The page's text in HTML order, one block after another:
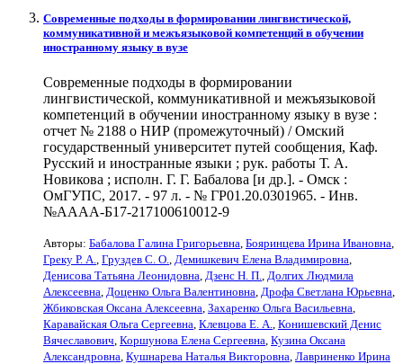
Современные подходы в формировании лингвистической,
коммуникативной и межъязыковой компетенций в обучении
иностранному языку в вузе
Современные подходы в формировании
лингвистической, коммуникативной и межъязыковой
компетенций в обучении иностранному языку в вузе :
отчет № 2188 о НИР (промежуточный) / Омский
государственный университет путей сообщения, Каф.
Русский и иностранные языки ; рук. работы Т. А.
Новикова ; исполн. Г. Г. Бабалова [и др.]. - Омск :
ОмГУПС, 2017. - 97 л. - № ГР01.20.0301965. - Инв.
№АААА-Б17-217100610012-9
Авторы: Бабалова Галина Григорьевна Бояринцева Ирина Ивановна
Греку Р. А.
Груздев С. О. Демишкевич Елена Владимировна
Денисова Татьяна Леонидовна Дзенс Н. П.
Долгих Людмила
Алексеевна Доценко Ольга Валентиновна Дрофа Светлана Юрьевна
Жбиковская Оксана Алексеевна Захаренко Ольга Васильевна
Каравайская Ольга Сергеевна Клевцова Е. А.
Конишевский Денис
Вячеславович Коршунова Елена Сергеевна Кузина Оксана
Александровна Кушнарева Наталья Викторовна Лавриненко Ирина